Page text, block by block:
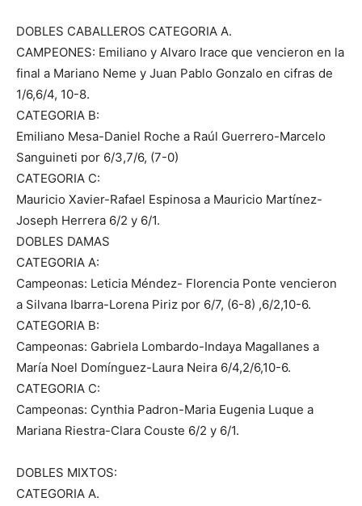
DOBLES CABALLEROS CATEGORIA A.
CAMPEONES: Emiliano y Alvaro Irace que vencieron en la
final a Mariano Neme y Juan Pablo Gonzalo en cifras de
1/6,6/4, 10-8.
CATEGORIA B:
Emiliano Mesa-Daniel Roche a Raúl Guerrero-Marcelo
Sanguineti por 6/3,7/6, (7-0)
CATEGORIA C:
Mauricio Xavier-Rafael Espinosa a Mauricio Martínez-
Joseph Herrera 6/2 y 6/1.
DOBLES DAMAS
CATEGORIA A:
Campeonas: Leticia Méndez- Florencia Ponte vencieron
a Silvana Ibarra-Lorena Piriz por 6/7, (6-8) ,6/2,10-6.
CATEGORIA B:
Campeonas: Gabriela Lombardo-Indaya Magallanes a
María Noel Domínguez-Laura Neira 6/4,2/6,10-6.
CATEGORIA C:
Campeonas: Cynthia Padron-Maria Eugenia Luque a
Mariana Riestra-Clara Couste 6/2 y 6/1.
DOBLES MIXTOS:
CATEGORIA A.